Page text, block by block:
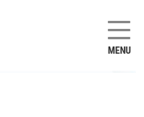
MENU